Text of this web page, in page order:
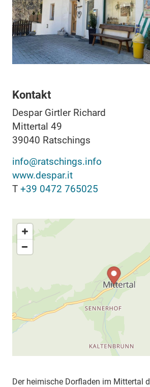
Kontakt
Despar Girtler Richard
Mittertal 49
39040 Ratschings
info@ratschings.info
www.despar.it
T +39 0472 765025
Der heimische Dorfladen im Mittertal